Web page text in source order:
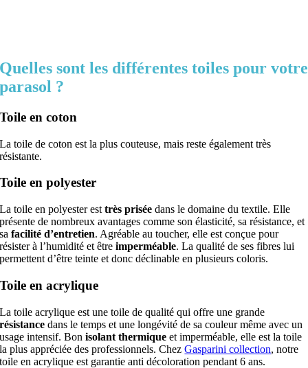
Quelles sont les différentes toiles pour votre
parasol ?
Toile en coton
La toile de coton est la plus couteuse, mais reste également très
résistante.
Toile en polyester
La toile en polyester esttrès prisée dans le domaine du textile. Elle
présente de nombreux avantages comme son élasticité, sa résistance, et
safacilité d’entretien. Agréable au toucher, elle est conçue pour
résister à l’humidité et êtreimperméable. La qualité de ses fibres lui
permettent d’être teinte et donc déclinable en plusieurs coloris.
Toile en acrylique
La toile acrylique est une toile de qualité qui offre une grande
résistance dans le temps et une longévité de sa couleur même avec un
usage intensif. Bon isolant thermique et imperméable, elle est la toile
la plus appréciée des professionnels. ChezGasparini collection, notre
toile en acrylique est garantie anti décoloration pendant 6 ans.